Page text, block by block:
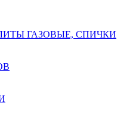
ГАЗОВЫЕ, СПИЧКИ